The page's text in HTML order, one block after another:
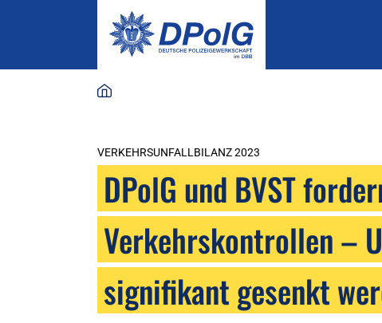
VERKEHRSUNFALLBILANZ 2023
DPolG und BVST
Verkehrskontrollen –
signifikant gesenkt